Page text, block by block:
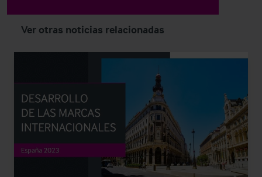
Ver otras noticias relacionadas